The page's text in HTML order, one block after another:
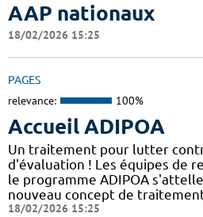
AAP nationaux
18/02/2026 15:25
PAGES
relevance: 100%
Accueil ADIPOA
Un traitement pour lutter
d'évaluation ! Les équipes de
le programme ADIPOA
nouveau concept de
18/02/2026 15:25